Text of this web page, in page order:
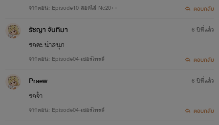
จากตอน: Episode10-สอดใส่ Nc20++ ตอบกลับ
รัชญา จันทิมา
รอคะ น่าสนุก
จากตอน: Episode04-เซอร์ไพรส์
6 ปีที่แล้ว
ตอบกลับ
Praew
รอจ้า
จากตอน: Episode04-เซอร์ไพรส์
6 ปีที่แล้ว
ตอบกลับ